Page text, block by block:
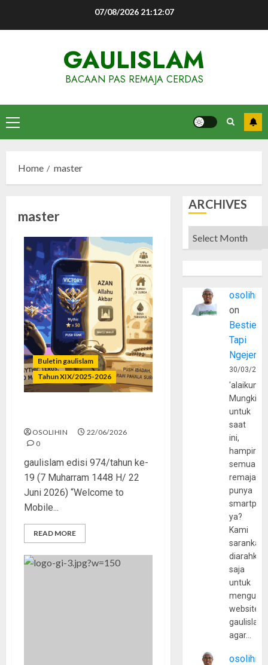
07/08/2026 21:12:08
GAULISLAM
BACAAN PAS REMAJA CERDAS
Primary
Menu
Home master
master
Buletin gaulislam
Tahun XIX/2025-2026
OSOLIHIN
22/06/2026
0
gaulislam edisi 974/tahun ke-
19 (7 Muharram 1448 H/ 22
Juni 2026) “Welcome to
Mobile...
READ MORE
ARCHIVES
Archives
osolihin
on
Bestie
Tapi
30/03/
Mungkin
untuk
saat
ini,
hampir
semua
remaja
punya
ya?
Kami
sarankan,
diarahkan
saja
untuk
website
agar…
osolihin